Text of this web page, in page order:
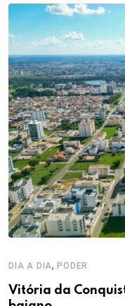
DIA A DIA,PODER
Vitória da